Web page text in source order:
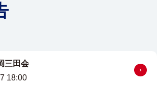
三田会
18:00
詳細はこ